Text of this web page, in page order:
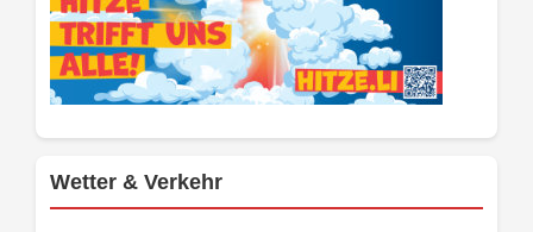
Wetter & Verkehr